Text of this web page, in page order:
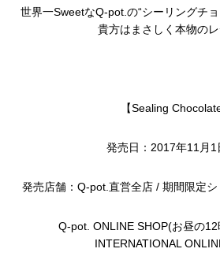
世界一SweetなQ-pot.の“シーリングチ
貴方はまさしく本物の
【Sealing Chocolate
発売日：2017年11月1
発売店舗： Q-pot.直営全店 / 期間限定
Q-pot. ONLINE SHOP(お昼の12
INTERNATIONAL